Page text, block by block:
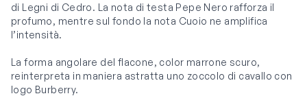
di Legni di Cedro. La nota di testa Pepe Nero rafforza il
profumo, mentre sul fondo la nota Cuoio ne amplifica
l’intensità.
La forma angolare del flacone, color marrone scuro,
reinterpreta in maniera astratta uno zoccolo di cavallo con
logo Burberry.